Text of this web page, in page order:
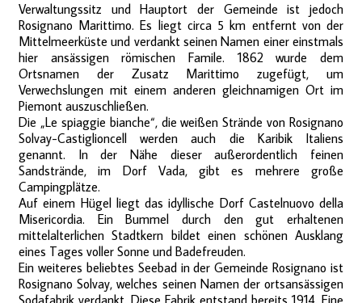
Verwaltungssitz und Hauptort der Gemeinde ist jedoch
Rosignano Marittimo. Es liegt circa 5 km entfernt von der
Mittelmeerküste und verdankt seinen Namen einer einstmals
hier ansässigen römischen Famile. 1862 wurde dem
Ortsnamen der Zusatz Marittimo zugefügt, um
Verwechslungen mit einem anderen gleichnamigen Ort im
Piemont auszuschließen.
Die „Le spiaggie bianche“, die weißen Strände von Rosignano
Solvay-Castiglioncell werden auch die Karibik Italiens
genannt. In der Nähe dieser außerordentlich feinen
Sandstrände, im Dorf Vada, gibt es mehrere große
Campingplätze.
Auf einem Hügel liegt das idyllische Dorf Castelnuovo della
Misericordia. Ein Bummel durch den gut erhaltenen
mittelalterlichen Stadtkern bildet einen schönen Ausklang
eines Tages voller Sonne und Badefreuden.
Ein weiteres beliebtes Seebad in der Gemeinde Rosignano ist
Rosignano Solvay, welches seinen Namen der ortsansässigen